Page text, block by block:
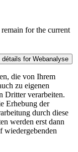
for the current
détails for Webanalyse
die von Ihrem
zu eigenen
Dritter verarbeiten.
Erhebung der
durch diese
werden erst dann
wiedergebenden